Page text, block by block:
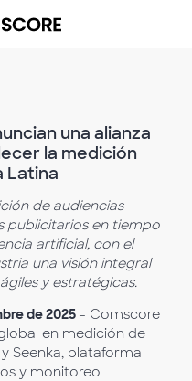
una alianza
la medición
Latina
de audiencias
publicitarios en tiempo
artificial, con el
una visión integral
y estratégicas.
de 2025 – Comscore
en medición de
Seenka, plataforma
y monitoreo